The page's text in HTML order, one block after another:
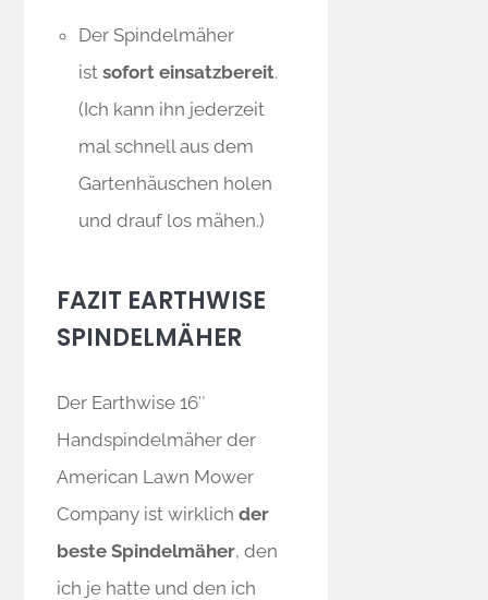
Der Spindelmäher
istsofort einsatzbereit.
(Ich kann ihn jederzeit
mal schnell aus dem
Gartenhäuschen holen
und drauf los mähen.)
FAZIT EARTHWISE
SPINDELMÄHER
Der Earthwise 16″
Handspindelmäher der
American Lawn Mower
Company ist wirklichder
beste Spindelmäher, den
ich je hatte und den ich